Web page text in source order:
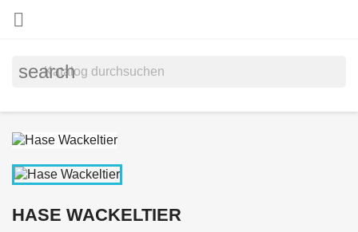

search
HASE WACKELTIER